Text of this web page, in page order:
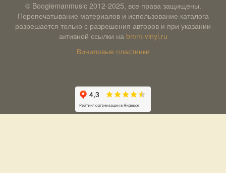
© Boogiemanmusic 2012-2025, все права защищены.
Перепечатывание материалов и использование каталога
разрешается только с разрешения авторов и при указании
активной ссылки на bmm-vinyl.ru
Виниловые пластинки